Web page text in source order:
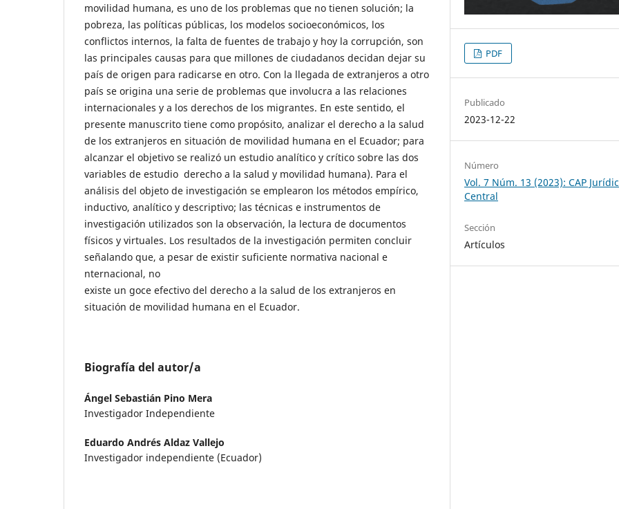
movilidad humana, es uno de los problemas que no tienen solución; la
pobreza, las políticas públicas, los modelos socioeconómicos, los
conflictos internos, la falta de fuentes de trabajo y hoy la corrupción, son
las principales causas para que millones de ciudadanos decidan dejar su
país de origen para radicarse en otro. Con la llegada de extranjeros a otro
país se origina una serie de problemas que involucra a las relaciones
internacionales y a los derechos de los migrantes. En este sentido, el
presente manuscrito tiene como propósito, analizar el derecho a la salud
de los extranjeros en situación de movilidad humana en el Ecuador; para
alcanzar el objetivo se realizó un estudio analítico y crítico sobre las dos
variables de estudio derecho a la salud y movilidad humana). Para el
análisis del objeto de investigación se emplearon los métodos empírico,
inductivo, analítico y descriptivo; las técnicas e instrumentos de
investigación utilizados son la observación, la lectura de documentos
físicos y virtuales. Los resultados de la investigación permiten concluir
señalando que, a pesar de existir suficiente normativa nacional e
nternacional, no
existe un goce efectivo del derecho a la salud de los extranjeros en
situación de movilidad humana en el Ecuador.
Biografía del autor/a
Ángel Sebastián Pino Mera
Investigador Independiente
Eduardo Andrés Aldaz Vallejo
Investigador independiente (Ecuador)
PDF
Publicado
2023-12-22
Número
Vol. 7 Núm. 13 (2023): CAP
Central
Sección
Artículos